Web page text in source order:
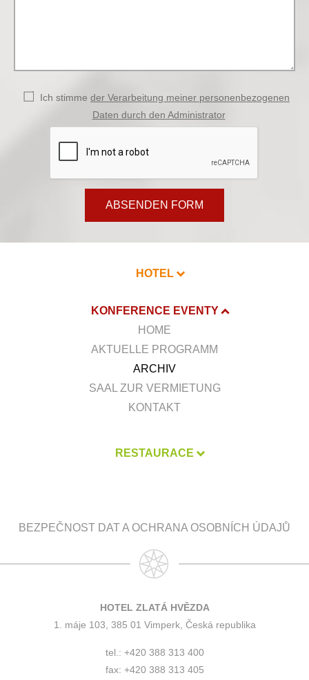
Ich stimme der Verarbeitung meiner personenbezogenen
Daten durch den Administrator
ABSENDEN FORM
HOTEL
KONFERENCE EVENTY
HOME
AKTUELLE PROGRAMM
ARCHIV
SAAL ZUR VERMIETUNG
KONTAKT
RESTAURACE
BEZPEČNOST DAT A OCHRANA OSOBNÍCH ÚDAJŮ
HOTEL ZLATÁ HVĚZDA
1. máje 103, 385 01 Vimperk, Česká republika
tel.: +420 388 313 400
fax: +420 388 313 405